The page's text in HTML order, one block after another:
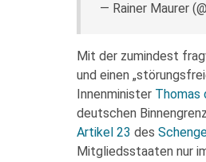
— Rainer Maurer
Mit der zumindest
und einen
Innenminister Thomas
deutschen
Artikel 23 des
Mitgliedsstaaten nur